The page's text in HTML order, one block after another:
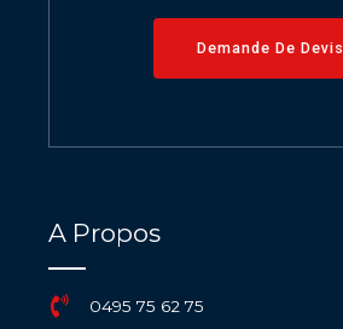
Demande De Devis
A Propos
0495 75 62 75